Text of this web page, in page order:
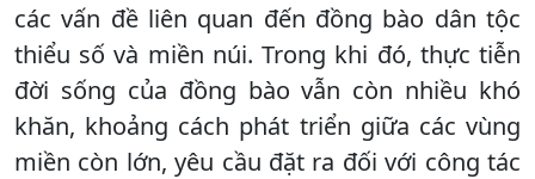
các vấn đề liên quan đến đồng bào dân tộc
thiểu số và miền núi. Trong khi đó, thực tiễn
đời sống của đồng bào vẫn còn nhiều khó
khăn, khoảng cách phát triển giữa các vùng
miền còn lớn, yêu cầu đặt ra đối với công tác